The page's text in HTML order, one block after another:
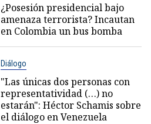
¿Posesión presidencial bajo
amenaza terrorista? Incautan
en Colombia un bus bomba
Diálogo
"Las únicas dos personas con
representatividad (…) no
estarán": Héctor Schamis sobre
el diálogo en Venezuela